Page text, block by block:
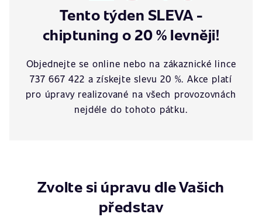
Tento týden SLEVA -
chiptuning o 20 % levněji!
Objednejte se online nebo na zákaznické lince
737 667 422 a získejte slevu 20 %. Akce platí
pro úpravy realizované na všech provozovnách
nejdéle do tohoto pátku.
Zvolte si úpravu dle Vašich
představ